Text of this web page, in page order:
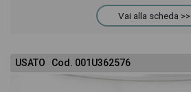
Vai alla scheda >>
USATO Cod. 001U362576